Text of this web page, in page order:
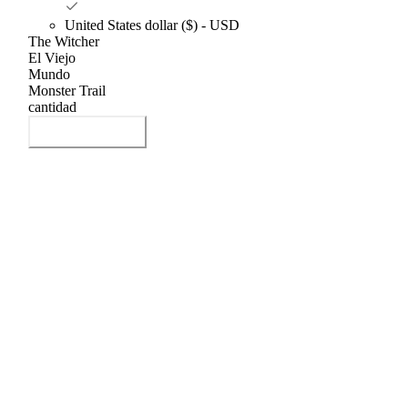
United States dollar ($) - USD
The Witcher
El Viejo
Mundo
Monster Trail
cantidad